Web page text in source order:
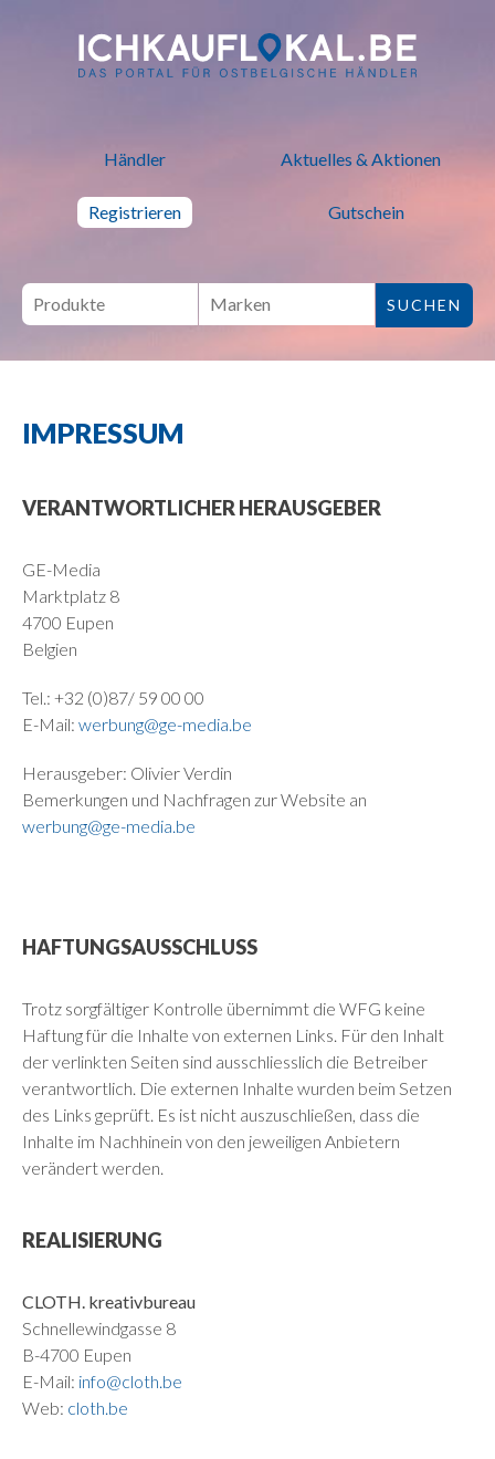
ich kauf lokal - Bei lokalen
Händler Aktuelles & Aktionen
Registrieren Gutschein
IMPRESSUM
VERANTWORTLICHER HERAUSGEBER
GE-Media
Marktplatz 8
4700 Eupen
Belgien
Tel.: +32 (0)87/ 59 00 00
E-Mail: werbung@ge-media.be
Herausgeber: Olivier Verdin
Bemerkungen und Nachfragen zur Website an
werbung@ge-media.be
HAFTUNGSAUSSCHLUSS
Trotz sorgfältiger Kontrolle übernimmt die WFG keine
Haftung für die Inhalte von externen Links. Für den Inhalt
der verlinkten Seiten sind ausschliesslich die Betreiber
verantwortlich. Die externen Inhalte wurden beim Setzen
des Links geprüft. Es ist nicht auszuschließen, dass die
Inhalte im Nachhinein von den jeweiligen Anbietern
verändert werden.
REALISIERUNG
CLOTH. kreativbureau
Schnellewindgasse 8
B-4700 Eupen
E-Mail: info@cloth.be
Web: cloth.be